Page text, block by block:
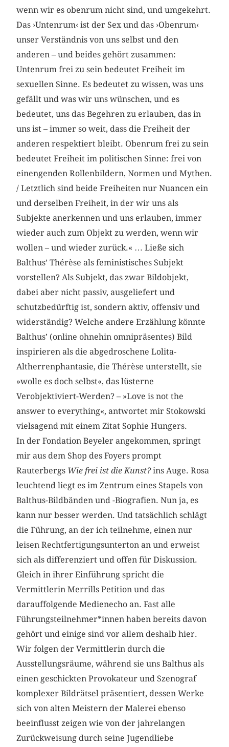
wenn wir es obenrum nicht sind, und umgekehrt.
Das ›Untenrum‹ ist der Sex und das ›Obenrum‹
unser Verständnis von uns selbst und den
anderen – und beides gehört zusammen:
Untenrum frei zu sein bedeutet Freiheit im
sexuellen Sinne. Es bedeutet zu wissen, was uns
gefällt und was wir uns wünschen, und es
bedeutet, uns das Begehren zu erlauben, das in
uns ist – immer so weit, dass die Freiheit der
anderen respektiert bleibt. Obenrum frei zu sein
bedeutet Freiheit im politischen Sinne: frei von
einengenden Rollenbildern, Normen und Mythen.
/ Letztlich sind beide Freiheiten nur Nuancen ein
und derselben Freiheit, in der wir uns als
Subjekte anerkennen und uns erlauben, immer
wieder auch zum Objekt zu werden, wenn wir
wollen – und wieder zurück.« … Ließe sich
Balthus’ Thérèse als feministisches Subjekt
vorstellen? Als Subjekt, das zwar Bildobjekt,
dabei aber nicht passiv, ausgeliefert und
schutzbedürftig ist, sondern aktiv, offensiv und
widerständig? Welche andere Erzählung könnte
Balthus’ (online ohnehin omnipräsentes) Bild
inspirieren als die abgedroschene Lolita-
Altherrenphantasie, die Thérèse unterstellt, sie
»wolle es doch selbst«, das lüsterne
Verobjektiviert-Werden? – »Love is not the
answer to everything«, antwortet mir Stokowski
vielsagend mit einem Zitat Sophie Hungers.
In der Fondation Beyeler angekommen, springt
mir aus dem Shop des Foyers prompt
Rauterbergs Wie frei ist die Kunst?ins Auge. Rosa
leuchtend liegt es im Zentrum eines Stapels von
Balthus-Bildbänden und -Biografien. Nun ja, es
kann nur besser werden. Und tatsächlich schlägt
die Führung, an der ich teilnehme, einen nur
leisen Rechtfertigungsunterton an und erweist
sich als differenziert und offen für Diskussion.
Gleich in ihrer Einführung spricht die
Vermittlerin Merrills Petition und das
darauffolgende Medienecho an. Fast alle
Führungsteilnehmer*innen haben bereits davon
gehört und einige sind vor allem deshalb hier.
Wir folgen der Vermittlerin durch die
Ausstellungsräume, während sie uns Balthus als
einen geschickten Provokateur und Szenograf
komplexer Bildrätsel präsentiert, dessen Werke
sich von alten Meistern der Malerei ebenso
beeinflusst zeigen wie von der jahrelangen
Zurückweisung durch seine Jugendliebe